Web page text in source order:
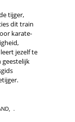
tijger,
dit train
karate-
jezelf te
geestelijk